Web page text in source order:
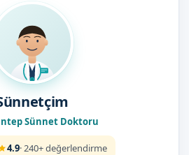
Sünnet Doktoru
4.9· 240+ değerlendirme